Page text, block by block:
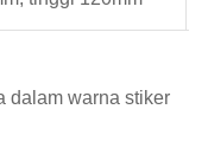
dalam warna stiker